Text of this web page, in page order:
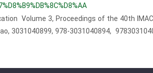
Volume 3, Proceedings of the 40th
3031040899, 978-3031040894,